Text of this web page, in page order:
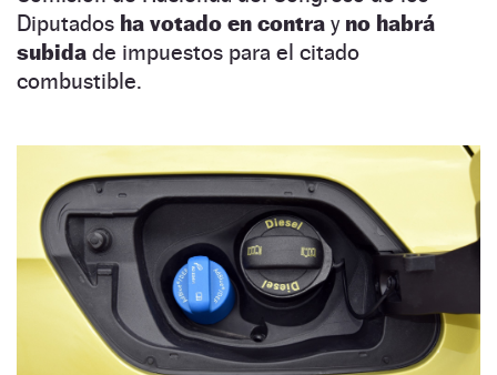
Diputados ha votado en contra y no habrá
subida de impuestos para el citado
combustible.